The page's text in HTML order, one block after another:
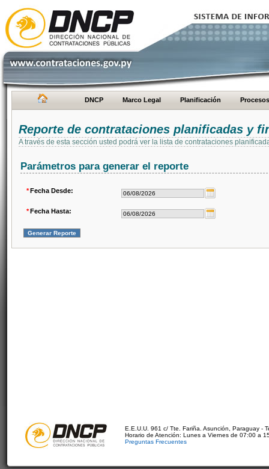
DNCP Marco Legal Planificación Procesos
Reporte de contrataciones planificadas y
A través de esta sección usted podrá ver la lista de contrataciones
Parámetros para generar el reporte
*Fecha Desde:
*Fecha Hasta:
E.E.U.U. 961 c/ Tte. Fariña. Asunción, Paraguay -
Horario de Atención: Lunes a Viernes de 07:00 a
Preguntas Frecuentes